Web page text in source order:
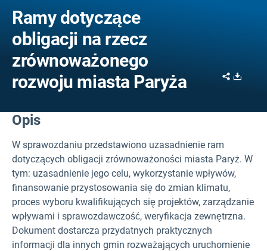
Ramy dotyczące
obligacji na rzecz
zrównoważonego
rozwoju miasta Paryża
Share
Opis
W sprawozdaniu przedstawiono uzasadnienie ram
dotyczących obligacji zrównoważoności miasta Paryż. W
tym: uzasadnienie jego celu, wykorzystanie wpływów,
finansowanie przystosowania się do zmian klimatu,
proces wyboru kwalifikujących się projektów, zarządzanie
wpływami i sprawozdawczość, weryfikacja zewnętrzna.
Dokument dostarcza przydatnych praktycznych
informacji dla innych gmin rozważających uruchomienie